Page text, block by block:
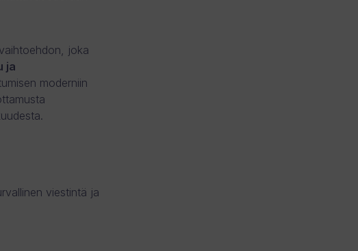
joka
ja
moderniin
viestintä ja